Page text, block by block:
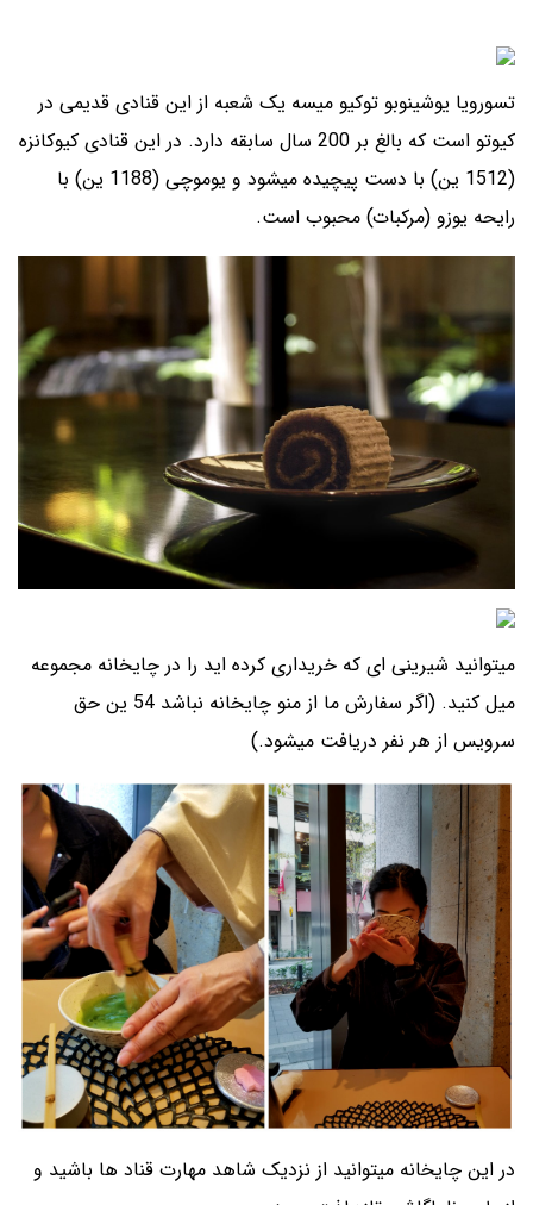
تسورویا یوشینوبو توکیو میسه یک شعبه از این قنادی قدیمی در
کیوتو است که بالغ بر 200 سال سابقه دارد. در این قنادی کیوکانزه
(1512 ین) با دست پیچیده میشود و یوموچی (1188 ین) با
رایحه یوزو (مرکبات) محبوب است.
میتوانید شیرینی ای که خریداری کرده اید را در چایخانه مجموعه
میل کنید. (اگر سفارش ما از منو چایخانه نباشد 54 ین حق
سرویس از هر نفر دریافت میشود.)
در این چایخانه میتوانید از نزدیک شاهد مهارت قناد ها باشید و